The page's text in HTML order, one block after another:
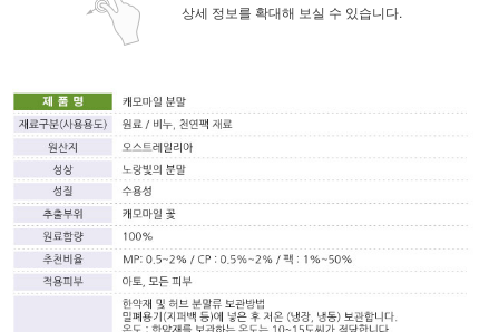
상세 정보를 확대해 보실 수 있습니다.